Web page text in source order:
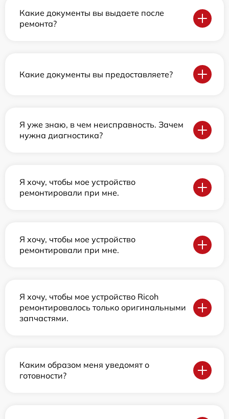
Какие документы вы выдаете после
ремонта?
Какие документы вы предоставляете?
Я уже знаю, в чем неисправность. Зачем
нужна диагностика?
Я хочу, чтобы мое устройство
ремонтировали при мне.
Я хочу, чтобы мое устройство
ремонтировали при мне.
Я хочу, чтобы мое устройство Ricoh
ремонтировалось только оригинальными
запчастями.
Каким образом меня уведомят о
готовности?